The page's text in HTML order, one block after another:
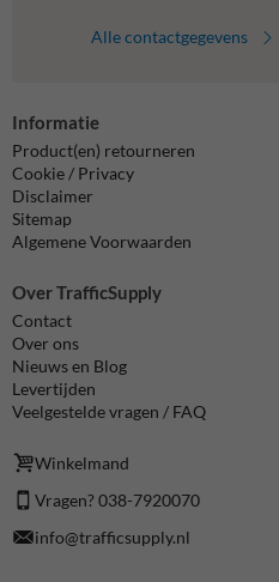
Alle contactgegevens
Informatie
Product(en) retourneren
Cookie / Privacy
Disclaimer
Sitemap
Algemene Voorwaarden
Over TrafficSupply
Contact
Over ons
Nieuws en Blog
Levertijden
Veelgestelde vragen / FAQ
Winkelmand
Vragen? 038-7920070
info@trafficsupply.nl